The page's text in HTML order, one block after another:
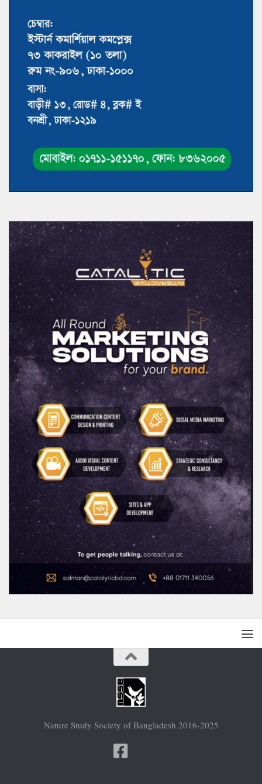
Nature Study Society of Bangladesh 2016-2025